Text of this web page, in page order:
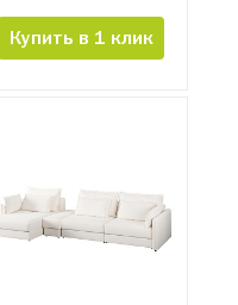
Купить в 1 клик